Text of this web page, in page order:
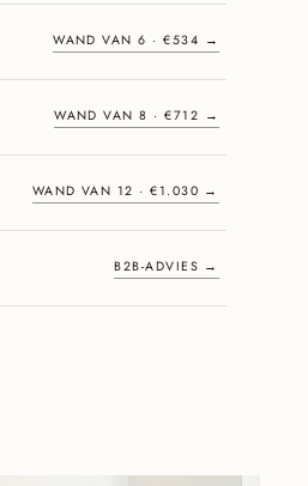
WAND VAN 6 · €534 →
WAND VAN 8 · €712 →
WAND VAN 12 · €1.030 →
B2B-ADVIES →